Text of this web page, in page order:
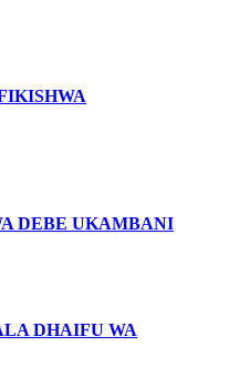
DEBE UKAMBANI
DHAIFU WA